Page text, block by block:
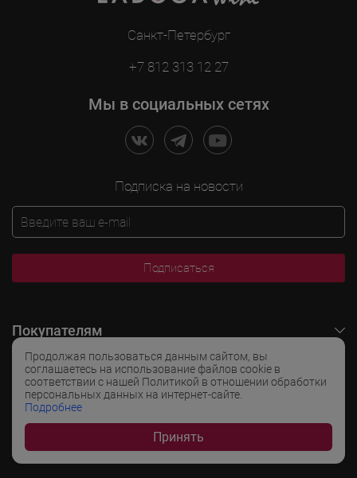
Продолжая пользоваться данным сайтом, вы
соглашаетесь на использование файлов cookie в
соответствии с нашей Политикой в отношении обработки
персональных данных на интернет-сайте.
Подробнее
Принять
Санкт-Петербург
+7 812 313 12 27
Мы в социальных сетях
Подписка на новости
Подписаться
Покупателям
O LADOGA Wine
Интересные разделы
Популярные разделы